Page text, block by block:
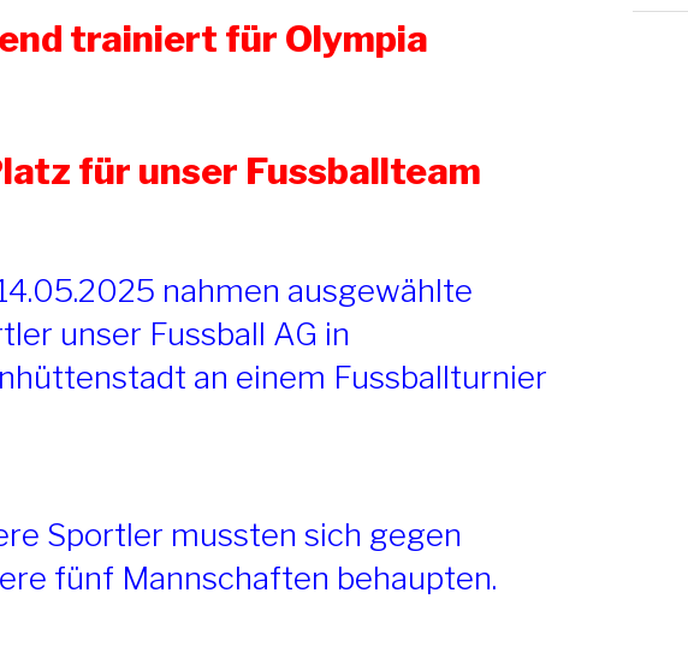
trainiert für Olympia
für unser Fussballteam
nahmen ausgewählte
unser Fussball AG in
an einem Fussballturnier
Sportler mussten sich gegen
fünf Mannschaften behaupten.